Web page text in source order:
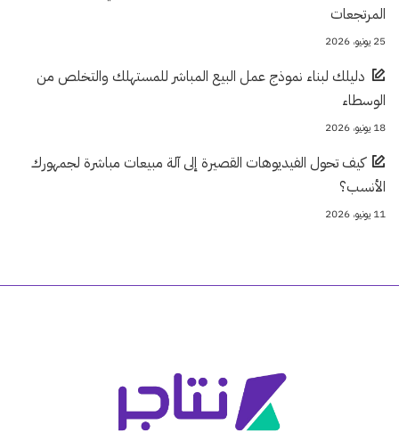
المرتجعات
25 يونيو، 2026
دليلك لبناء نموذج عمل البيع المباشر للمستهلك والتخلص من
الوسطاء
18 يونيو، 2026
كيف تحول الفيديوهات القصيرة إلى آلة مبيعات مباشرة لجمهورك
الأنسب؟
11 يونيو، 2026